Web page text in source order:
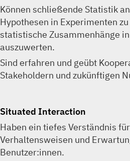
Können schließende Statistik
Hypothesen in Experimenten
statistische Zusammenhänge
auszuwerten.
Sind erfahren und geübt
Stakeholdern und zukünftigen
Situated Interaction
Haben ein tiefes Verständnis
Verhaltensweisen und
Benutzer:innen.